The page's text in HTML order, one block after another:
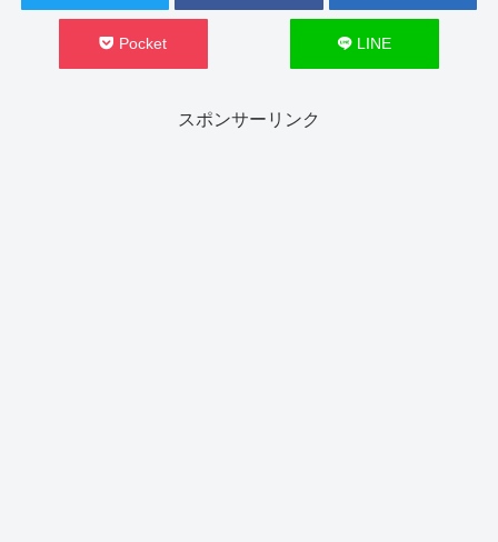
Pocket LINE
スポンサーリンク